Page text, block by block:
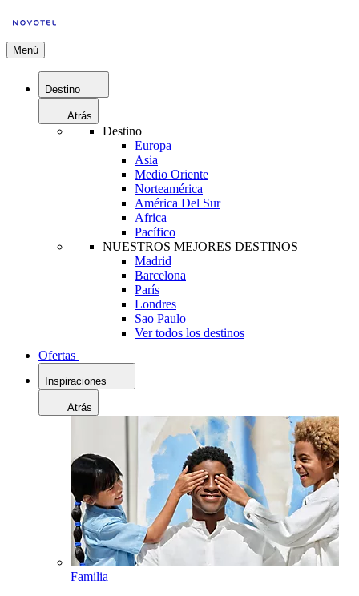
Menú
Destino
Atrás
Destino
Europa
Asia
Medio Oriente
Norteamérica
América Del Sur
Africa
Pacífico
NUESTROS MEJORES DESTINOS
Madrid
Barcelona
París
Londres
Sao Paulo
Ver todos los destinos
Ofertas
Inspiraciones
Atrás
Familia